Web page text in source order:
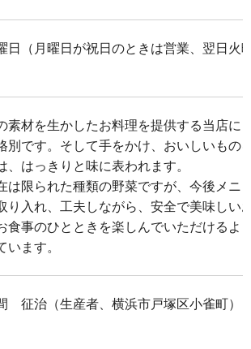
日（月曜日が祝日のときは営業、翌日火
素材を生かしたお料理を提供する当店に
別です。そして手をかけ、おいしいもの
、はっきりと味に表われます。
は限られた種類の野菜ですが、今後メニ
り入れ、工夫しながら、安全で美味しい
食事のひとときを楽しんでいただけるよ
います。
征治（生産者、横浜市戸塚区小雀町）